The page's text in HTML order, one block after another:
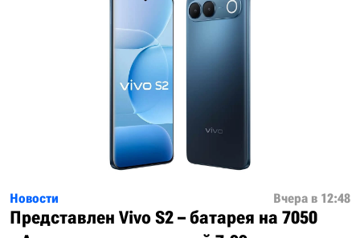
Новости Вчера в 12:48
Представлен Vivo S2 – батарея на 7050